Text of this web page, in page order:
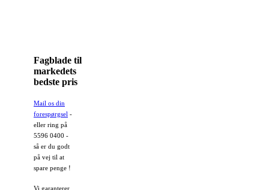
Fagblade til
markedets
bedste pris
Mail os din
forespørgsel -
eller ring på
5596 0400 -
så er du godt
på vej til at
spare penge !
Vi garanterer